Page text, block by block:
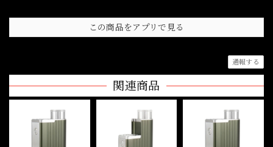
この商品をアプリで見る
通報する
関連商品